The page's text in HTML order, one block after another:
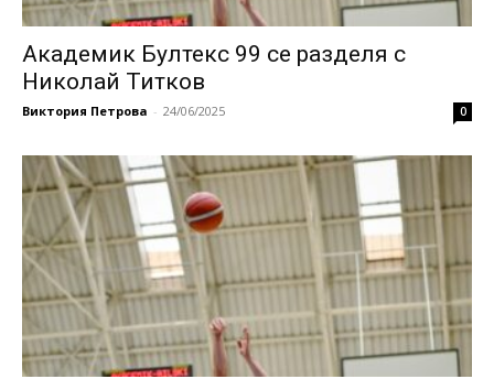
Академик Бултекс 99 се разделя с
Николай Титков
Виктория Петрова - 24/06/2025 0